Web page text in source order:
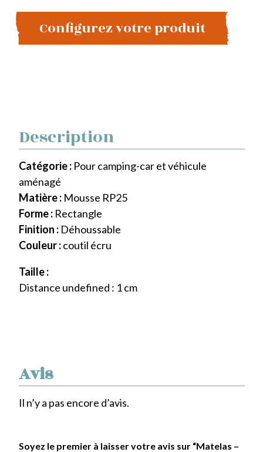
Configurez votre produit
Avis
Il n’y a pas encore d’avis.
Soyez le premier à laisser votre avis sur “Matelas –
Description
Catégorie : Pour camping-car et véhicule
aménagé
Matière : Mousse RP25
Forme : Rectangle
Finition : Déhoussable
Couleur :coutil écru
Taille :
Distance undefined : 1 cm